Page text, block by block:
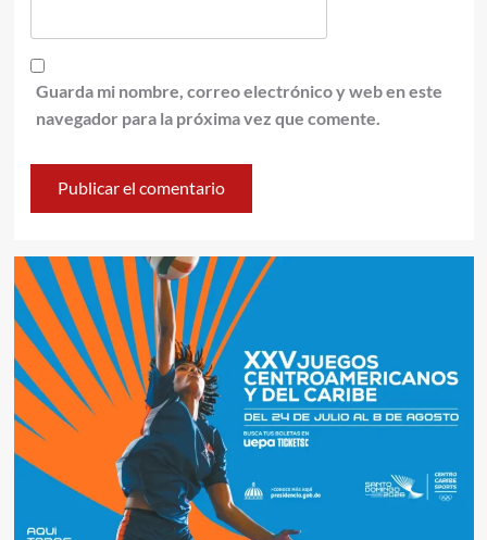
Guarda mi nombre, correo electrónico y web en este
navegador para la próxima vez que comente.